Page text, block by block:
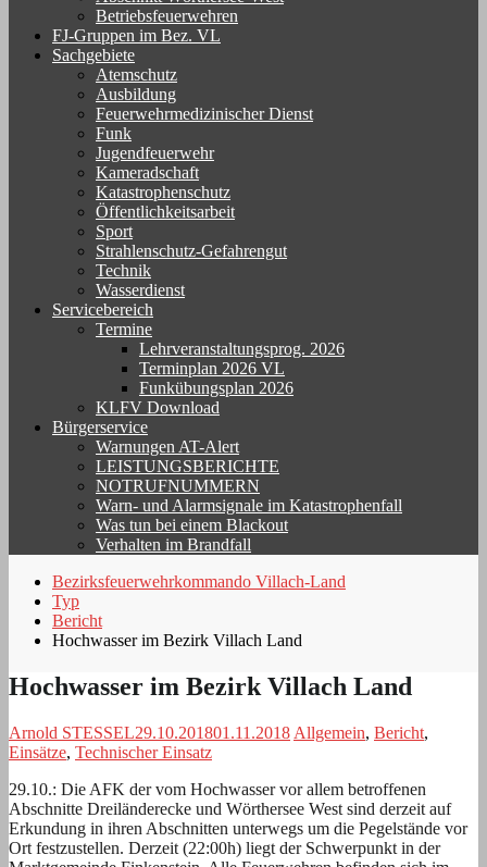
Betriebsfeuerwehren
FJ-Gruppen im Bez. VL
Sachgebiete
Atemschutz
Ausbildung
Feuerwehrmedizinischer Dienst
Funk
Jugendfeuerwehr
Kameradschaft
Katastrophenschutz
Öffentlichkeitsarbeit
Sport
Strahlenschutz-Gefahrengut
Technik
Wasserdienst
Servicebereich
Termine
Lehrveranstaltungsprog. 2026
Terminplan 2026 VL
Funkübungsplan 2026
KLFV Download
Bürgerservice
Warnungen AT-Alert
LEISTUNGSBERICHTE
NOTRUFNUMMERN
Warn- und Alarmsignale im Katastrophenfall
Was tun bei einem Blackout
Verhalten im Brandfall
Bezirksfeuerwehrkommando Villach-Land
Typ
Bericht
Hochwasser im Bezirk Villach Land
Hochwasser im Bezirk Villach Land
Arnold STESSEL29.10.201801.11.2018 Allgemein, Bericht,
Einsätze, Technischer Einsatz
29.10.: Die AFK der vom Hochwasser vor allem betroffenen
Abschnitte Dreiländerecke und Wörthersee West sind derzeit auf
Erkundung in ihren Abschnitten unterwegs um die Pegelstände vor
Ort festzustellen. Derzeit (22:00h) liegt der Schwerpunkt in der